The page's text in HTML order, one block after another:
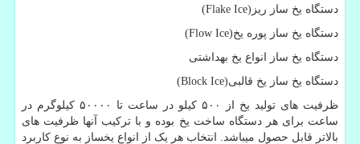
دستگاه یخ ساز ریز (Flake Ice)
دستگاه یخ ساز پوره یخ(Flow Ice)
دستگاه یخ ساز انواع یخ بهداشتی
دستگاه یخ ساز یخ قالبی(Block Ice)
ظرفیت های تولید یخ از ۵۰۰ کیلو در ساعت تا ۵۰۰۰۰ کیلوگرم در
ساعت برای هر دستگاه ساخت یخ بوده و با ترکیب آنها ظرفیت های
بالاتر قابل حصول میباشد. انتخاب هر یک از انواع یخساز به نوع کاربرد